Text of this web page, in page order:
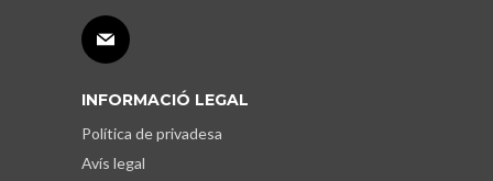
INFORMACIÓ LEGAL
Política de privadesa
Avís legal